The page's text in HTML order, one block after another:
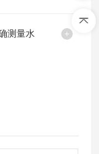
测量水